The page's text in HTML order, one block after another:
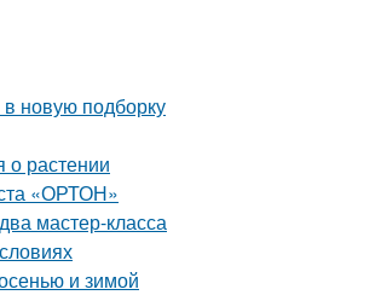
новую подборку
о растении
«ОРТОН»
мастер-класса
и зимой